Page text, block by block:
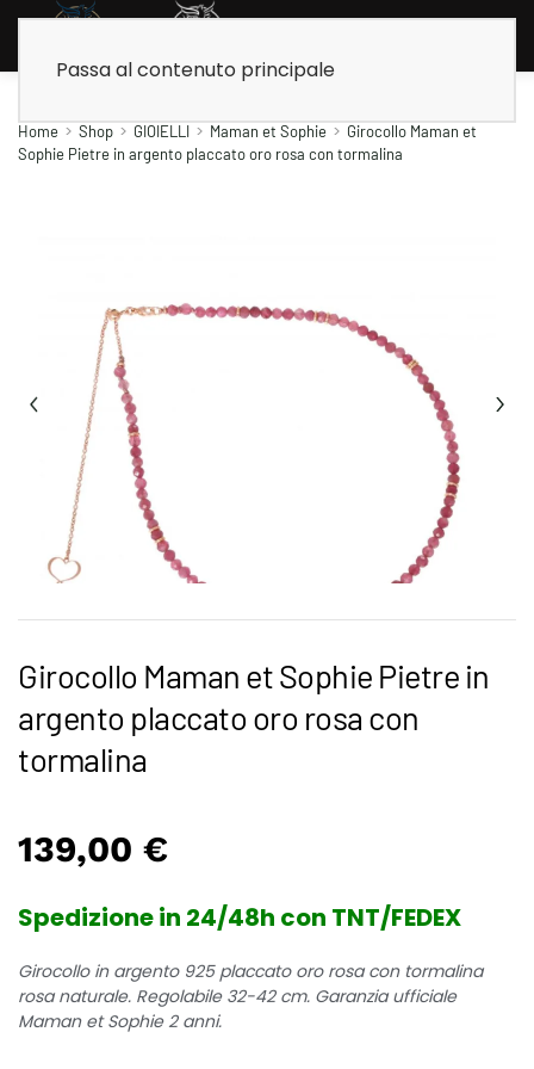
Passa al contenuto principale
Home Shop GIOIELLI Maman et Sophie
Girocollo Maman et
Sophie Pietre in argento placcato oro rosa con tormalina
Girocollo Maman et Sophie Pietre in
argento placcato oro rosa con
tormalina
139,00 €
Spedizione in 24/48h con TNT/FEDEX
Girocollo in argento 925 placcato oro rosa con tormalina
rosa naturale. Regolabile 32-42 cm. Garanzia ufficiale
Maman et Sophie 2 anni.